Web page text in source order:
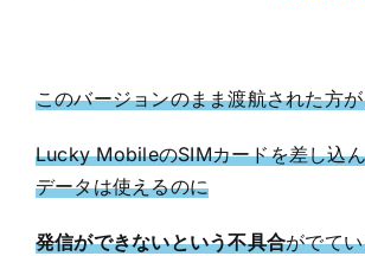
このバージョンのまま渡航された方
Lucky MobileのSIMカードを差し込
データは使えるのに
発信ができないという不具合がでて